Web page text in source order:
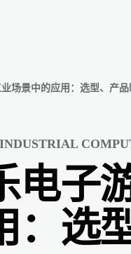
场景中的应用：选型、产
电子
：选